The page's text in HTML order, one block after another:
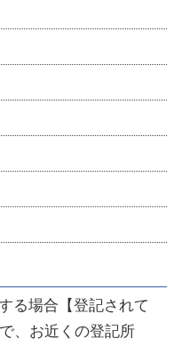
る場合【登記されて
、お近くの登記所